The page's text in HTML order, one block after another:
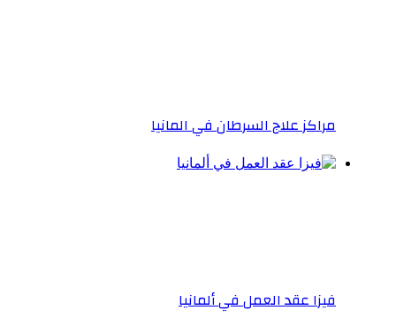
مراكز علاج السرطان في المانيا
فيزا عقد العمل في ألمانيا